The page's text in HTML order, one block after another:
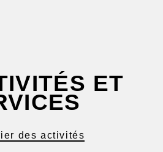
ET
des activités